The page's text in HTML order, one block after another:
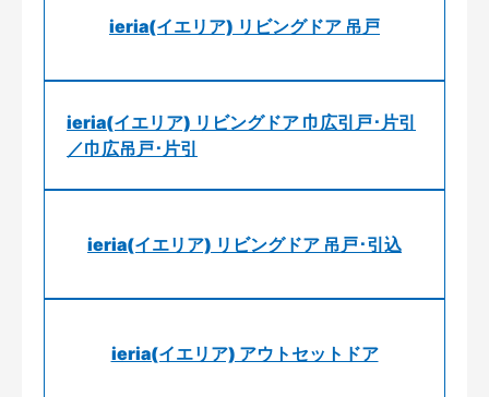
ieria(イエリア) リビングドア 吊戸
ieria(イエリア) リビングドア 巾広引戸･片引
／巾広吊戸･片引
ieria(イエリア) リビングドア 吊戸･引込
ieria(イエリア) アウトセットドア